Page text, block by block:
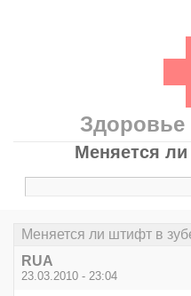
Меняется
Меняется ли штифт в
RUA
23.03.2010 - 23:04